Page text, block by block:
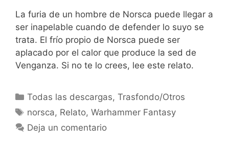
La furia de un hombre de Norsca puede llegar a
ser inapelable cuando de defender lo suyo se
trata. El frío propio de Norsca puede ser
aplacado por el calor que produce la sed de
Venganza. Si no te lo crees, lee este relato.
Categorías
Todas las descargas,Trasfondo/Otros
Etiquetas
norsca, Relato,Warhammer Fantasy
Deja un comentario